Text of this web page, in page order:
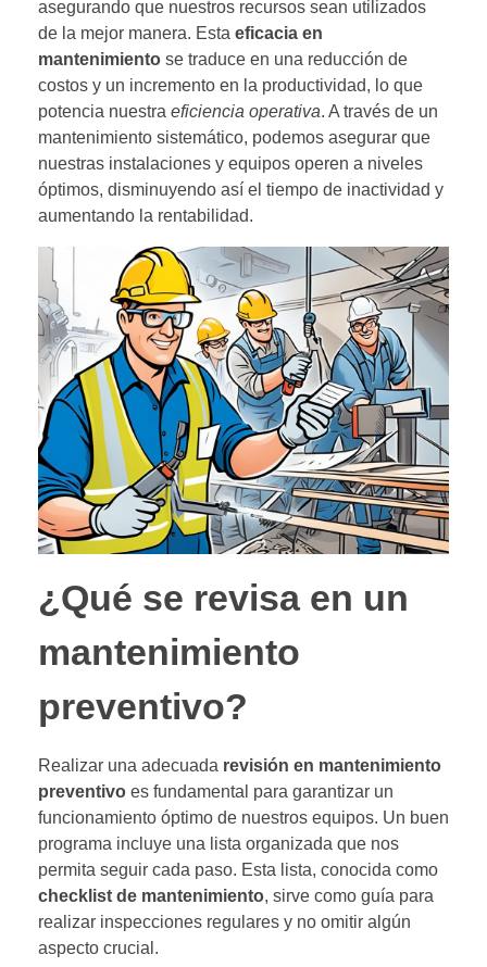
asegurando que nuestros recursos sean utilizados
de la mejor manera. Esta eficacia en
mantenimiento se traduce en una reducción de
costos y un incremento en la productividad, lo que
potencia nuestra eficiencia operativa. A través de un
mantenimiento sistemático, podemos asegurar que
nuestras instalaciones y equipos operen a niveles
óptimos, disminuyendo así el tiempo de inactividad y
aumentando la rentabilidad.
¿Qué se revisa en un
mantenimiento
preventivo?
Realizar una adecuada revisión en mantenimiento
preventivo es fundamental para garantizar un
funcionamiento óptimo de nuestros equipos. Un buen
programa incluye una lista organizada que nos
permita seguir cada paso. Esta lista, conocida como
checklist de mantenimiento, sirve como guía para
realizar inspecciones regulares y no omitir algún
aspecto crucial.